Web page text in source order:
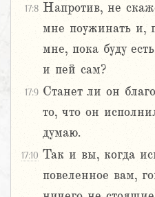
17:8 Напротив, не
мне поужинать и,
мне, пока буду
и пей сам?
17:9 Станет ли он
то, что он
думаю.
17:10 Так и вы, когда
повеленное вам,